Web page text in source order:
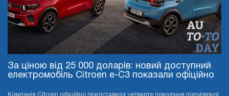
За ціною від 25 000 доларів: новий доступний
електромобіль Citroen e-C3 показали офіційно
Компанія Citroen офіційно представила четверте покоління популярної